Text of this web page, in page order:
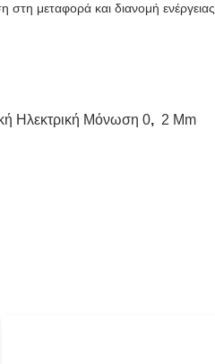
μεταφορά και διανομή ενέργειας,
Ηλεκτρική Μόνωση 0, 2 Mm